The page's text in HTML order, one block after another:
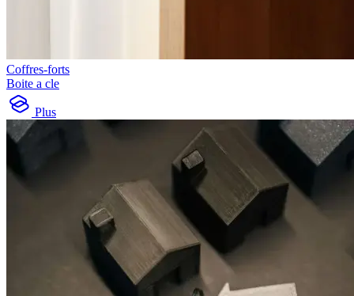
Coffres-forts
Boite a cle
Plus